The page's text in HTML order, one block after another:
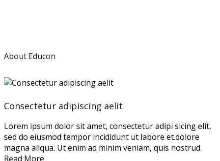
About Educon
Consectetur adipiscing aelit
Lorem ipsum dolor sit amet, consectetur adipi sicing elit,
sed do eiusmod tempor incididunt ut labore et.dolore
magna aliqua. Ut enim ad minim veniam, quis nostrud.
Read More